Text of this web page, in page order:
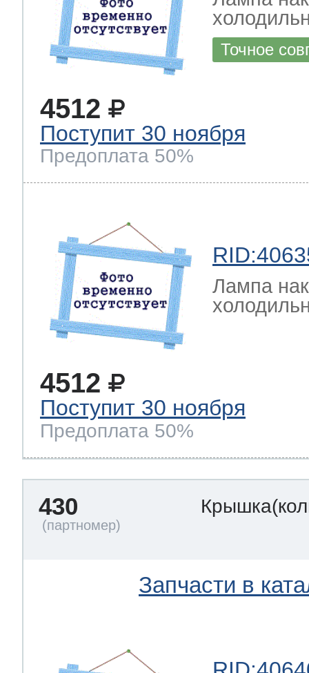
Точное
4512
Поступит 30 ноября
Предоплата 50%
Лампа
4512
Поступит 30 ноября
Предоплата 50%
430
Запчасти в